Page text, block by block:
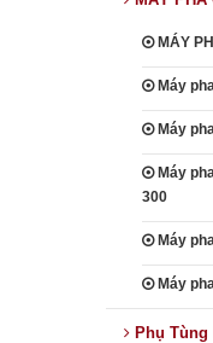
MÁY
Máy
Máy
Máy
300
Máy
Máy
Phụ Tùng